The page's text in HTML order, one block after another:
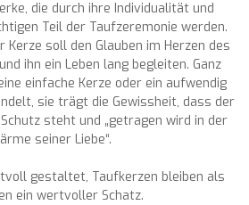
die durch ihre Individualität und
Teil der Taufzeremonie werden.
Kerze soll den Glauben im Herzen des
ihn ein Leben lang begleiten. Ganz
einfache Kerze oder ein aufwendig
sie trägt die Gewissheit, dass der
steht und „getragen wird in der
seiner Liebe“.
gestaltet, Taufkerzen bleiben als
ein wertvoller Schatz.